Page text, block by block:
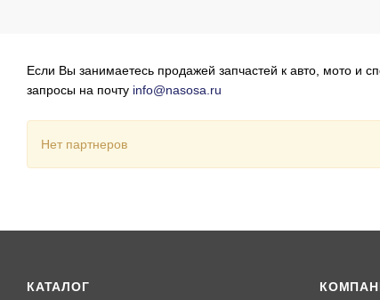
Если Вы занимаетесь продажей запчастей к авто, мото и
запросы на почту info@nasosa.ru
Нет партнеров
КАТАЛОГ